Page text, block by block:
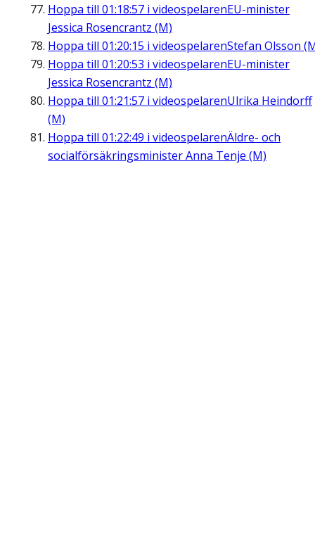
Hoppa till 01:18:57 i videospelarenEU-minister
Jessica Rosencrantz (M)
Hoppa till 01:20:15 i videospelarenStefan Olsson
Hoppa till 01:20:53 i videospelarenEU-minister
Jessica Rosencrantz (M)
Hoppa till 01:21:57 i videospelarenUlrika Heindorff
(M)
Hoppa till 01:22:49 i videospelarenÄldre- och
socialförsäkringsminister Anna Tenje (M)